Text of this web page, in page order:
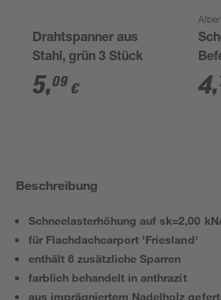
Drahtspanner aus
Stahl, grün 3 Stück
5,09 € 4,
Beschreibung
Schneelasterhöhung auf sk=2,00
für Flachdachcarport 'Friesland'
enthält 6 zusätzliche Sparren
farblich behandelt in anthrazit
aus imprägniertem Nadelholz